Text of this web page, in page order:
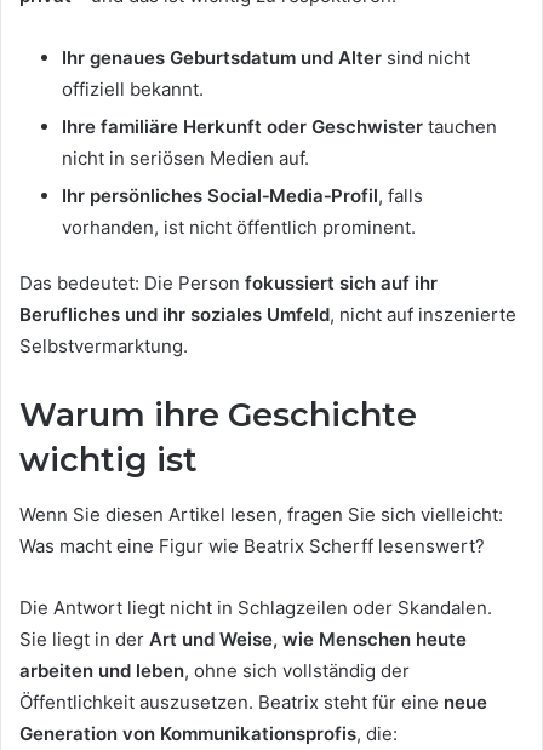
Ihr genaues Geburtsdatum und Alter sind nicht
offiziell bekannt.
Ihre familiäre Herkunft oder Geschwister tauchen
nicht in seriösen Medien auf.
Ihr persönliches Social‑Media‑Profil, falls
vorhanden, ist nicht öffentlich prominent.
Das bedeutet: Die Person fokussiert sich auf ihr
Berufliches und ihr soziales Umfeld, nicht auf inszenierte
Selbstvermarktung.
Warum ihre Geschichte
wichtig ist
Wenn Sie diesen Artikel lesen, fragen Sie sich vielleicht:
Was macht eine Figur wie Beatrix Scherff lesenswert?
Die Antwort liegt nicht in Schlagzeilen oder Skandalen.
Sie liegt in der Art und Weise, wie Menschen heute
arbeiten und leben, ohne sich vollständig der
Öffentlichkeit auszusetzen. Beatrix steht für eine neue
Generation von Kommunikationsprofis, die: